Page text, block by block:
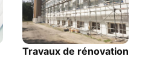
Travaux de rénovation